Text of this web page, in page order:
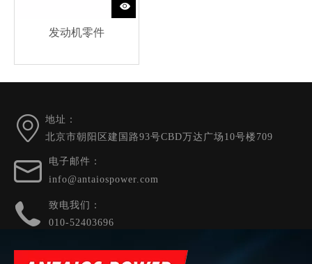
发动机零件
地址：
北京市朝阳区建国路93号CBD万达广场10号楼709
电子邮件：
info@antaiospower.com
致电我们：
010-52403696